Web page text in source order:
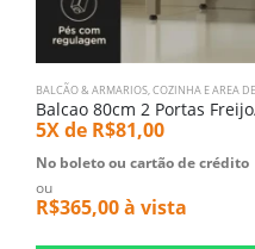
BALCÃO & ARMARIOS,COZINHA E AREA
Balcao 80cm 2 Portas
5X de R$81,00
No boleto ou cartão de crédito
ou
R$365,00à vista